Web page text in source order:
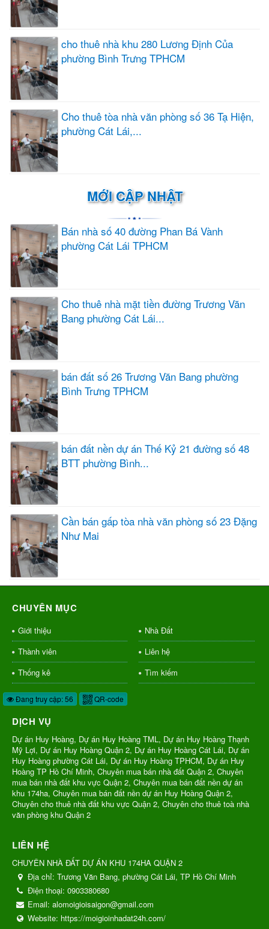
cho thuê nhà khu 280 Lương Định Của
phường Bình Trưng TPHCM
Cho thuê tòa nhà văn phòng số 36 Tạ Hiện,
phường Cát Lái,...
MỚI CẬP NHẬT
Bán nhà số 40 đường Phan Bá Vành
phường Cát Lái TPHCM
Cho thuê nhà mặt tiền đường Trương Văn
Bang phường Cát Lái...
bán đất số 26 Trương Văn Bang phường
Bình Trưng TPHCM
bán đất nền dự án Thế Kỷ 21 đường số 48
BTT phường Bình...
Cần bán gấp tòa nhà văn phòng số 23 Đặng
Như Mai
CHUYÊN MỤC
Giới thiệu
Nhà Đất
Thành viên
Liên hệ
Thống kê
Tìm kiếm
Đang truy cập: 56 QR-code
DỊCH VỤ
Dự án Huy Hoàng, Dự án Huy Hoàng TML, Dự án Huy Hoàng Thạnh
Mỹ Lợi, Dự án Huy Hoàng Quận 2, Dự án Huy Hoàng Cát Lái, Dự án
Huy Hoàng phường Cát Lái, Dự án Huy Hoàng TPHCM, Dự án Huy
Hoàng TP Hồ Chí Minh, Chuyên mua bán nhà đất Quận 2, Chuyên
mua bán nhà đất khu vực Quận 2, Chuyên mua bán đất nền dự án
khu 174ha, Chuyên mua bán đất nền dự án Huy Hoàng Quận 2,
Chuyên cho thuê nhà đất khu vực Quận 2, Chuyên cho thuê toà nhà
văn phòng khu Quận 2
LIÊN HỆ
CHUYÊN NHÀ ĐẤT DỰ ÁN KHU 174HA QUẬN 2
Địa chỉ: Trương Văn Bang, phường Cát Lái, TP Hồ Chí Minh
Điện thoại: 0903380680
Email: alomoigioisaigon@gmail.com
Website: https://moigioinhadat24h.com/